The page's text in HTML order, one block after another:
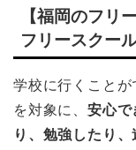
【福岡のフリ
フリースクー
学校に行くこと
を対象に、 安心で
り、勉強したり